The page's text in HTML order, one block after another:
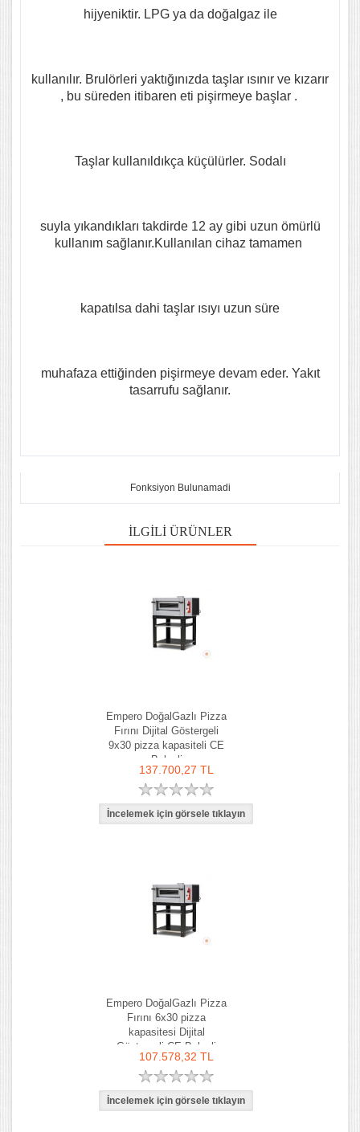
hijyeniktir. LPG ya da doğalgaz ile
kullanılır. Brulörleri yaktığınızda taşlar ısınır ve kızarır
, bu süreden itibaren eti pişirmeye başlar .
Taşlar kullanıldıkça küçülürler. Sodalı
suyla yıkandıkları takdirde 12 ay gibi uzun ömürlü
kullanım sağlanır.Kullanılan cihaz tamamen
kapatılsa dahi taşlar ısıyı uzun süre
muhafaza ettiğinden pişirmeye devam eder. Yakıt
tasarrufu sağlanır.
Fonksiyon Bulunamadi
İLGILI ÜRÜNLER
Empero DoğalGazlı Pizza
Fırını Dijital Göstergeli
9x30 pizza kapasiteli CE
Belgeli
137.700,27 TL
Empero DoğalGazlı Pizza
Fırını 6x30 pizza
kapasitesi Dijital
Göstergeli CE Belgeli
107.578,32 TL